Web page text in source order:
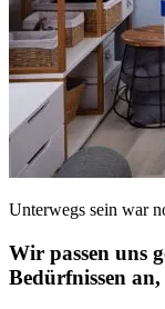
Unterwegs sein war
Wir passen uns
Bedürfnissen